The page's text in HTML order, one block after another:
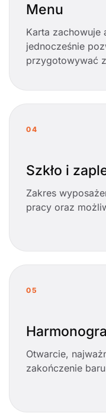
Menu
Karta zachowuje
jednocześnie
przygotowywać
04
Szkło i
Zakres
pracy oraz
05
Otwarcie,
zakończenie